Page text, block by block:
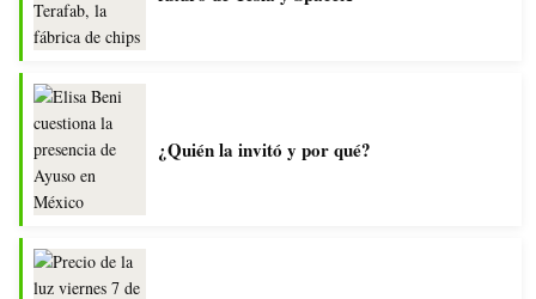
¿Quién la invitó y por qué?